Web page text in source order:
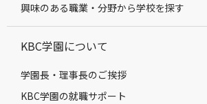
興味のある職業・分野から学校を探す
KBC学園について
学園長・理事長のご挨拶
KBC学園の就職サポート